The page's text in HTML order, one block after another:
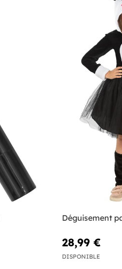
Déguisement
28,99 €
DISPONIBLE